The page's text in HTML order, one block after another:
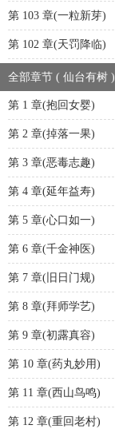
第 103 章(一粒新芽)
第 102 章(天罚降临)
全部章节 ( 仙台有树 )
第 1 章(抱回女婴)
第 2 章(掉落一果)
第 3 章(恶毒志趣)
第 4 章(延年益寿)
第 5 章(心口如一)
第 6 章(千金神医)
第 7 章(旧日门规)
第 8 章(拜师学艺)
第 9 章(初露真容)
第 10 章(药丸妙用)
第 11 章(西山鸟鸣)
第 12 章(重回老村)